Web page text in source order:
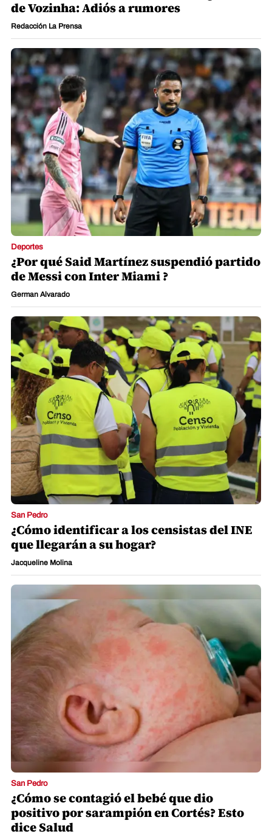
de Vozinha: Adiós a rumores
Redacción La Prensa
Deportes
¿Por qué Said Martínez suspendió partido
de Messi con Inter Miami ?
German Alvarado
San Pedro
¿Cómo identificar a los censistas del INE
que llegarán a su hogar?
Jacqueline Molina
San Pedro
¿Cómo se contagió el bebé que dio
positivo por sarampión en Cortés? Esto
dice Salud